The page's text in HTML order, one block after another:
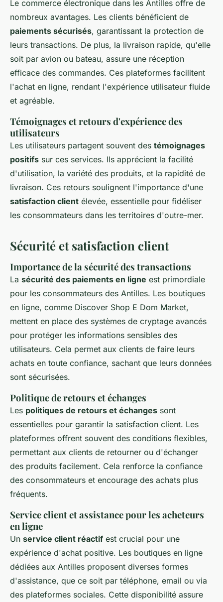
Le commerce électronique dans les Antilles offre de
nombreux avantages. Les clients bénéficient de
paiements sécurisés, garantissant la protection de
leurs transactions. De plus, la livraison rapide, qu'elle
soit par avion ou bateau, assure une réception
efficace des commandes. Ces plateformes facilitent
l'achat en ligne, rendant l'expérience utilisateur fluide
et agréable.
Témoignages et retours d'expérience des
utilisateurs
Les utilisateurs partagent souvent des témoignages
positifs sur ces services. Ils apprécient la facilité
d'utilisation, la variété des produits, et la rapidité de
livraison. Ces retours soulignent l'importance d'une
satisfaction client élevée, essentielle pour fidéliser
les consommateurs dans les territoires d'outre-mer.
Sécurité et satisfaction client
Importance de la sécurité des transactions
La sécurité des paiements en ligne est primordiale
pour les consommateurs des Antilles. Les boutiques
en ligne, comme Discover Shop E Dom Market,
mettent en place des systèmes de cryptage avancés
pour protéger les informations sensibles des
utilisateurs. Cela permet aux clients de faire leurs
achats en toute confiance, sachant que leurs données
sont sécurisées.
Politique de retours et échanges
Les politiques de retours et échanges sont
essentielles pour garantir la satisfaction client. Les
plateformes offrent souvent des conditions flexibles,
permettant aux clients de retourner ou d'échanger
des produits facilement. Cela renforce la confiance
des consommateurs et encourage des achats plus
fréquents.
Service client et assistance pour les acheteurs
en ligne
Un service client réactif est crucial pour une
expérience d'achat positive. Les boutiques en ligne
dédiées aux Antilles proposent diverses formes
d'assistance, que ce soit par téléphone, email ou via
des plateformes sociales. Cette disponibilité assure